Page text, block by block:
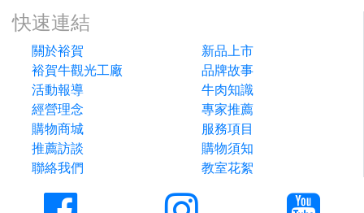
快速連結
關於裕賀
新品上市
裕賀牛觀光工廠
品牌故事
活動報導
牛肉知識
經營理念
專家推薦
購物商城
服務項目
推薦訪談
購物須知
聯絡我們
教室花絮